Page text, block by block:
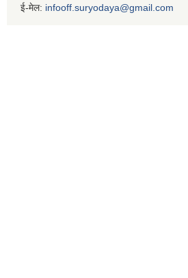
ई-मेल: infooff.suryodaya@gmail.com